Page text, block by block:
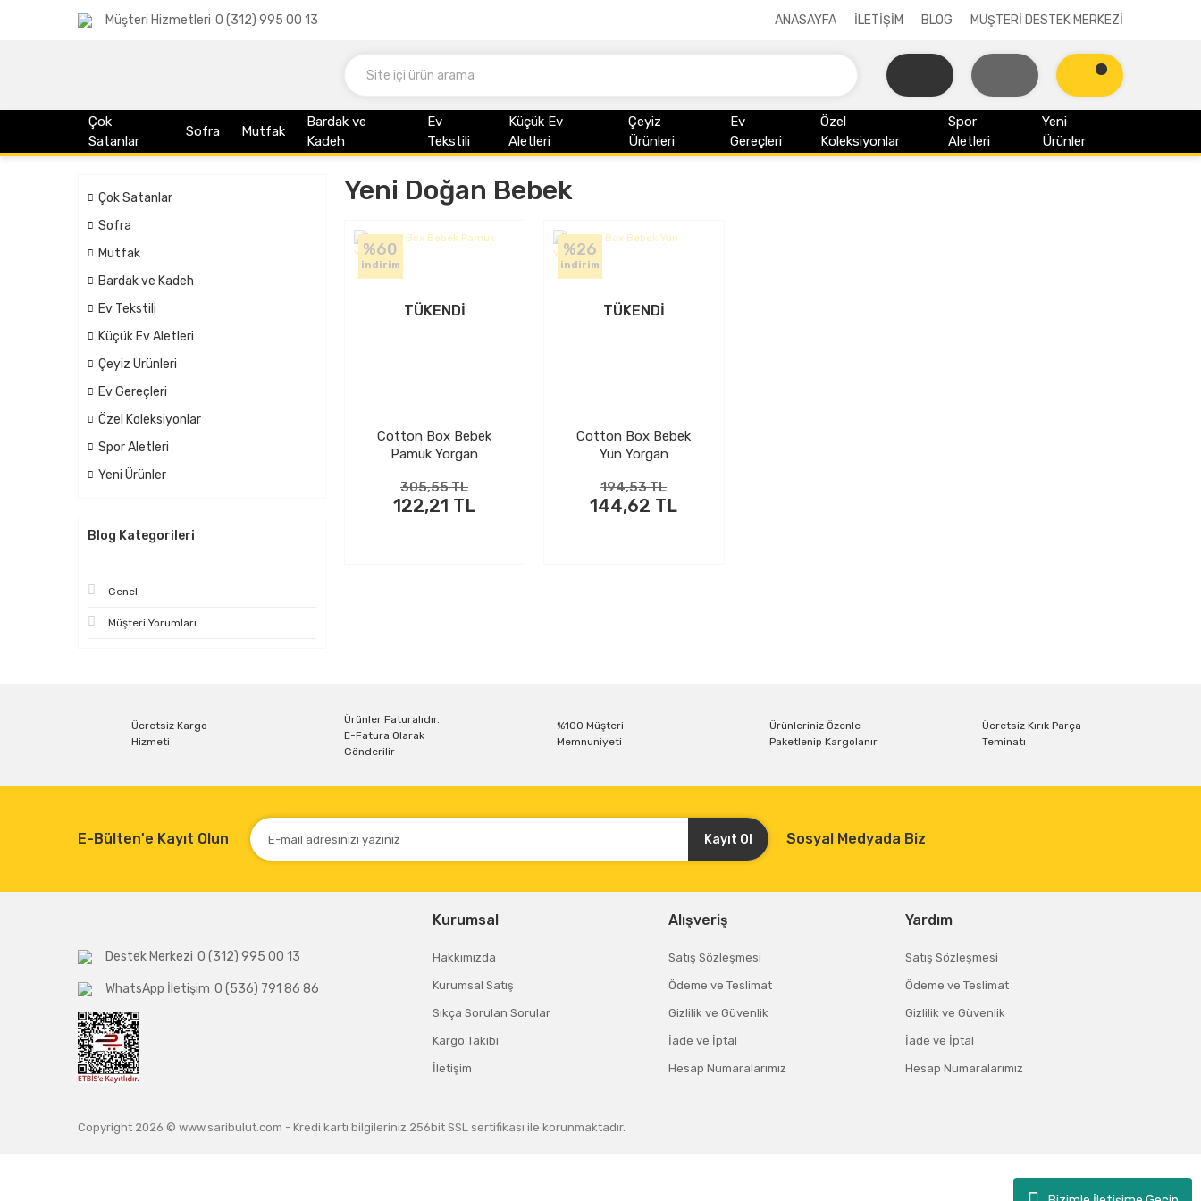
Müşteri Hizmetleri 0 (312) 995 00 13 ANASAYFA İLETİŞİM BLOG MÜŞTERİ DESTEK MERKEZİ
Çok
Satanlar
Sofra Mutfak
Bardak ve
Kadeh
Ev
Tekstili
Küçük Ev
Aletleri
Çeyiz
Ürünleri
Ev
Gereçleri
Özel
Koleksiyonlar
Spor
Aletleri
Yeni
Ürünler
Çok Satanlar
Sofra
Mutfak
Bardak ve Kadeh
Ev Tekstili
Küçük Ev Aletleri
Çeyiz Ürünleri
Ev Gereçleri
Özel Koleksiyonlar
Spor Aletleri
Yeni Ürünler
Blog Kategorileri
Genel
Müşteri Yorumları
Yeni Doğan Bebek
%60
indirim
TÜKENDİ
Cotton Box Bebek
Pamuk Yorgan
305,55 TL
122,21 TL
%26
indirim
TÜKENDİ
Cotton Box Bebek
Yün Yorgan
194,53 TL
144,62 TL
Ücretsiz Kargo
Hizmeti
Ürünler Faturalıdır.
E-Fatura Olarak
Gönderilir
%100 Müşteri
Memnuniyeti
Ürünleriniz Özenle
Paketlenip Kargolanır
Ücretsiz Kırık Parça
Teminatı
E-Bülten'e Kayıt Olun Kayıt Ol Sosyal Medyada Biz
Destek Merkezi 0 (312) 995 00 13
WhatsApp İletişim 0 (536) 791 86 86
Kurumsal
Hakkımızda
Kurumsal Satış
Sıkça Sorulan Sorular
Kargo Takibi
İletişim
Alışveriş
Satış Sözleşmesi
Ödeme ve Teslimat
Gizlilik ve Güvenlik
İade ve İptal
Hesap Numaralarımız
Yardım
Satış Sözleşmesi
Ödeme ve Teslimat
Gizlilik ve Güvenlik
İade ve İptal
Hesap Numaralarımız
Copyright 2026 © www.saribulut.com - Kredi kartı bilgileriniz 256bit SSL sertifikası ile korunmaktadır.